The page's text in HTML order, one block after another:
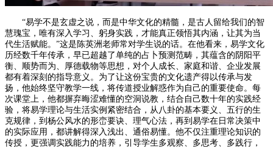
“易学不是玄虚之说，而是中华文化的精髓，是古人留给我们的智
慧瑰宝，唯有深入学习、躬身实践，才能真正领悟其内涵，让其为当
代生活赋能。”这是陈英洲老师常对学生说的话。在他看来，易学文化
历经数千年传承，早已超越了单纯的占卜预测范畴，其蕴含的阴阳平
衡、顺势而为、厚德载物等思想，对个人成长、家庭和谐、企业发展
都有着深刻的指导意义。为了让这份宝贵的文化遗产得以传承与发
扬，他始终坚守教学一线，将传道授业解惑作为自己的重要使命。每
次课堂上，他都摒弃晦涩难懂的空洞说教，结合自己数十年的实践经
验，将易学理论与生活实例紧密结合，从八卦的基本要义、五行的生
克规律，到杨公风水的形峦要诀、理气心法，再到易学在日常决策中
的实际应用，都讲解得深入浅出、通俗易懂。他不仅注重理论知识的
传授，更强调实践能力的培养，引导学生多观察、多思考、多践行，